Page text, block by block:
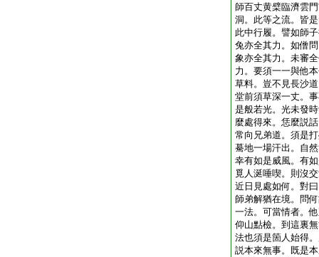
師百丈黄檗臨濟雲
洞。此等之流。皆
此中行履。譬如師
兔亦全其力。如僧
象亦全其力。未審
力。要須一一與他
草料。豈不見長沙
堂前須草深一丈。
是般若光。光未發
麼處得來。恁麼説
常向兄弟道。須是
驀地一場汗出。自
幸有如是威風。有
覓人涎唾喫。則沒
近日見處如何。對
師弟解猶在境。問
一法。可當情者。
仰山點檢。到這裏
法也須是箇人始得
説本來無事。既是